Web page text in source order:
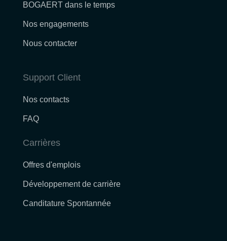
BOGAERT dans le temps
Nos engagements
Nous contacter
Support Client
Nos contacts
FAQ
Carrières
Offres d'emplois
Développement de carrière
Canditature Spontannée